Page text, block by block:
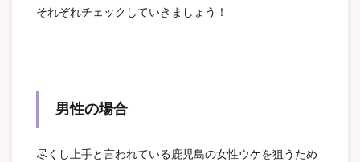
それぞれチェックしていきましょう！
男性の場合
尽くし上手と言われている鹿児島の女性ウケを狙うため